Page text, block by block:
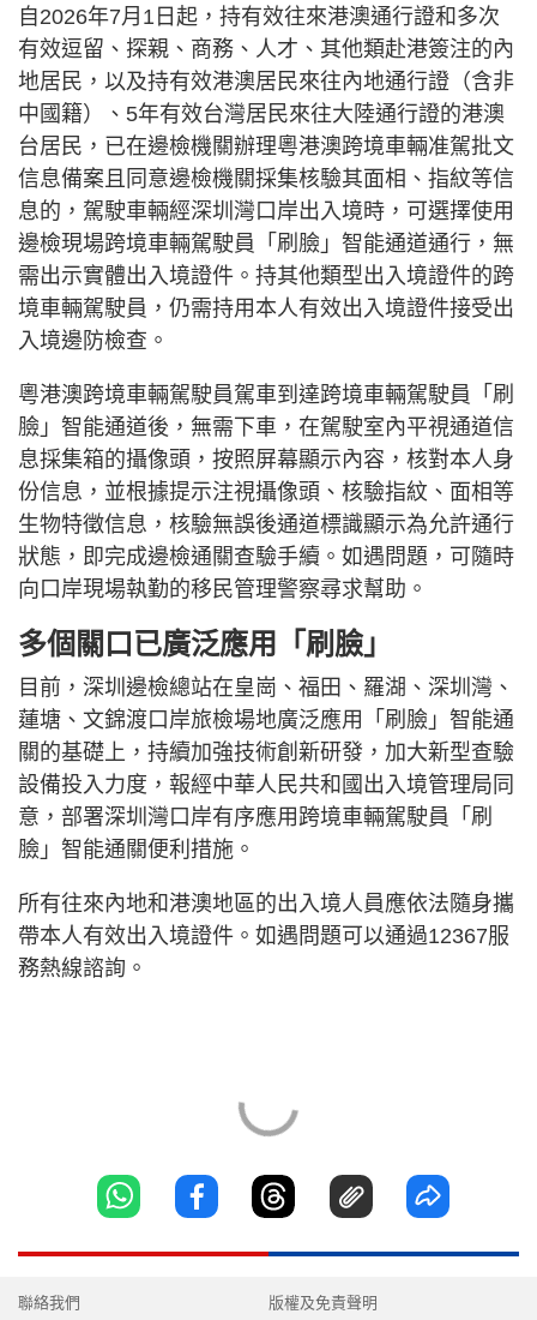
自2026年7月1日起，持有效往來港澳通行證和多次
有效逗留、探親、商務、人才、其他類赴港簽注的內
地居民，以及持有效港澳居民來往內地通行證（含非
中國籍）、5年有效台灣居民來往大陸通行證的港澳
台居民，已在邊檢機關辦理粵港澳跨境車輛准駕批文
信息備案且同意邊檢機關採集核驗其面相、指紋等信
息的，駕駛車輛經深圳灣口岸出入境時，可選擇使用
邊檢現場跨境車輛駕駛員「刷臉」智能通道通行，無
需出示實體出入境證件。持其他類型出入境證件的跨
境車輛駕駛員，仍需持用本人有效出入境證件接受出
入境邊防檢查。
粵港澳跨境車輛駕駛員駕車到達跨境車輛駕駛員「刷
臉」智能通道後，無需下車，在駕駛室內平視通道信
息採集箱的攝像頭，按照屏幕顯示內容，核對本人身
份信息，並根據提示注視攝像頭、核驗指紋、面相等
生物特徵信息，核驗無誤後通道標識顯示為允許通行
狀態，即完成邊檢通關查驗手續。如遇問題，可隨時
向口岸現場執勤的移民管理警察尋求幫助。
多個關口已廣泛應用「刷臉」
目前，深圳邊檢總站在皇崗、福田、羅湖、深圳灣、
蓮塘、文錦渡口岸旅檢場地廣泛應用「刷臉」智能通
關的基礎上，持續加強技術創新研發，加大新型查驗
設備投入力度，報經中華人民共和國出入境管理局同
意，部署深圳灣口岸有序應用跨境車輛駕駛員「刷
臉」智能通關便利措施。
所有往來內地和港澳地區的出入境人員應依法隨身攜
帶本人有效出入境證件。如遇問題可以通過12367服
務熱線諮詢。
聯絡我們 版權及免責聲明